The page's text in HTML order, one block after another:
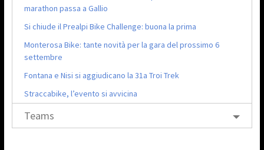
marathon passa a Gallio
Si chiude il Prealpi Bike Challenge: buona la prima
Monterosa Bike: tante novità per la gara del prossimo 6
settembre
Fontana e Nisi si aggiudicano la 31a Troi Trek
Straccabike, l’evento si avvicina
Teams